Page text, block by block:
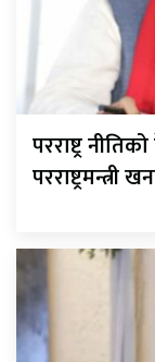
परराष्ट्र
परराष्ट्रमन्त्री